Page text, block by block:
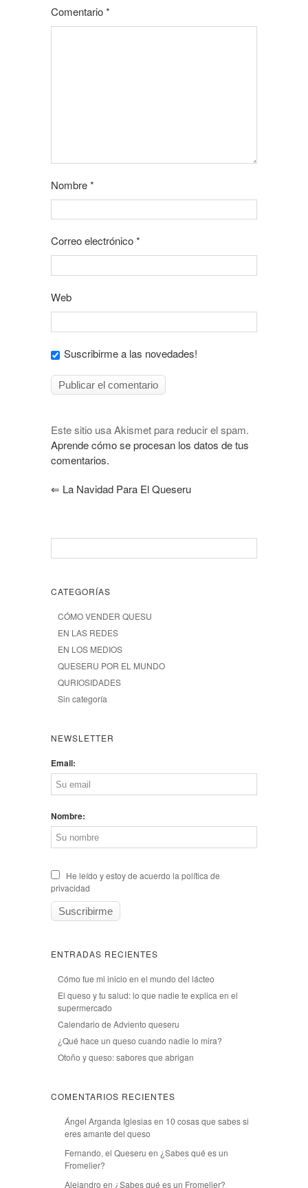
Comentario*
Nombre*
Correo electrónico*
Web
Suscribirme a las novedades!
Este sitio usa Akismet para reducir el spam.
Aprende cómo se procesan los datos de tus
comentarios.
⇐ La Navidad Para El Queseru
CATEGORÍAS
CÓMO VENDER QUESU
EN LAS REDES
EN LOS MEDIOS
QUESERU POR EL MUNDO
QURIOSIDADES
Sin categoría
NEWSLETTER
Email:
Nombre:
He leído y estoy de acuerdo la política de
privacidad
ENTRADAS RECIENTES
Cómo fue mi inicio en el mundo del lácteo
El queso y tu salud: lo que nadie te explica en el
supermercado
Calendario de Adviento queseru
¿Qué hace un queso cuando nadie lo mira?
Otoño y queso: sabores que abrigan
COMENTARIOS RECIENTES
Ángel Arganda Iglesiasen 10 cosas que sabes si
eres amante del queso
Fernando, el Queseru en ¿Sabes qué es un
Fromelier?
Alejandro en ¿Sabes qué es un Fromelier?